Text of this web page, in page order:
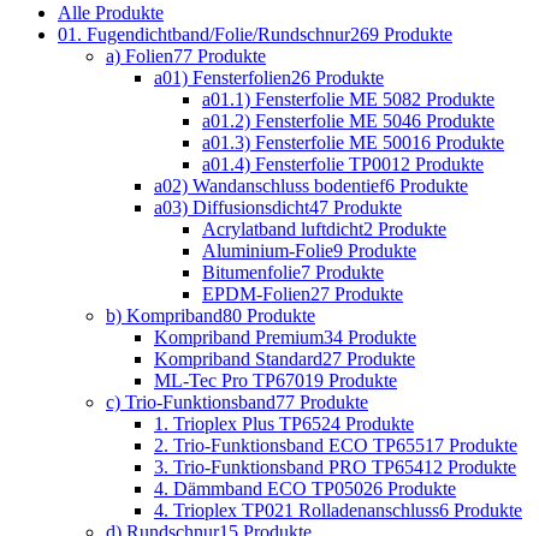
Alle Produkte
01. Fugendichtband/Folie/Rundschnur269 Produkte
a) Folien77 Produkte
a01) Fensterfolien26 Produkte
a01.1) Fensterfolie ME 5082 Produkte
a01.2) Fensterfolie ME 5046 Produkte
a01.3) Fensterfolie ME 50016 Produkte
a01.4) Fensterfolie TP001 2 Produkte
a02) Wandanschluss bodentief6 Produkte
a03) Diffusionsdicht47 Produkte
Acrylatband luftdicht2 Produkte
Aluminium-Folie9 Produkte
Bitumenfolie7 Produkte
EPDM-Folien27 Produkte
b) Kompriband80 Produkte
Kompriband Premium34 Produkte
Kompriband Standard27 Produkte
ML-Tec Pro TP67019 Produkte
c) Trio-Funktionsband77 Produkte
1. Trioplex Plus TP6524 Produkte
2. Trio-Funktionsband ECO TP65517 Produkte
3. Trio-Funktionsband PRO TP65412 Produkte
4. Dämmband ECO TP05026 Produkte
4. Trioplex TP021 Rolladenanschluss6 Produkte
d) Rundschnur15 Produkte